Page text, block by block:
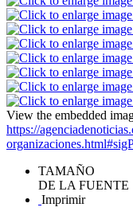
View the embedded
https://
TAMAÑO
DE LA FUENTE
Imprimir